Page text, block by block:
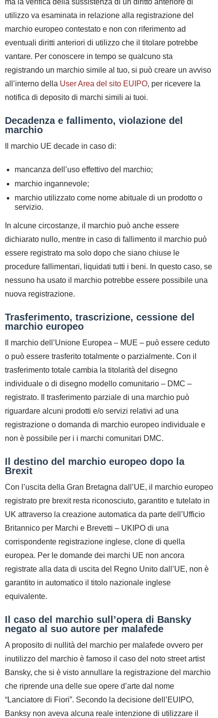
ma la verifica della sussistenza di un diritto anteriore di
utilizzo va esaminata in relazione alla registrazione del
marchio europeo contestato e non con riferimento ad
eventuali diritti anteriori di utilizzo che il titolare potrebbe
vantare. Per conoscere in tempo se qualcuno sta
registrando un marchio simile al tuo, si può creare un avviso
all’interno della User Area del sito EUIPO, per ricevere la
notifica di deposito di marchi simili ai tuoi.
Decadenza e fallimento, violazione del
marchio
Il marchio UE decade in caso di:
mancanza dell’uso effettivo del marchio;
marchio ingannevole;
marchio utilizzato come nome abituale di un prodotto o
servizio.
In alcune circostanze, il marchio può anche essere
dichiarato nullo, mentre in caso di fallimento il marchio può
essere registrato ma solo dopo che siano chiuse le
procedure fallimentari, liquidati tutti i beni. In questo caso, se
nessuno ha usato il marchio potrebbe essere possibile una
nuova registrazione.
Trasferimento, trascrizione, cessione del
marchio europeo
Il marchio dell’Unione Europea – MUE – può essere ceduto
o può essere trasferito totalmente o parzialmente. Con il
trasferimento totale cambia la titolarità del disegno
individuale o di disegno modello comunitario – DMC –
registrato. Il trasferimento parziale di una marchio può
riguardare alcuni prodotti e/o servizi relativi ad una
registrazione o domanda di marchio europeo individuale e
non è possibile per i i marchi comunitari DMC.
Il destino del marchio europeo dopo la
Brexit
Con l’uscita della Gran Bretagna dall’UE, il marchio europeo
registrato pre brexit resta riconosciuto, garantito e tutelato in
UK attraverso la creazione automatica da parte dell’Ufficio
Britannico per Marchi e Brevetti – UKIPO di una
corrispondente registrazione inglese, clone di quella
europea. Per le domande dei marchi UE non ancora
registrate alla data di uscita del Regno Unito dall’UE, non è
garantito in automatico il titolo nazionale inglese
equivalente.
Il caso del marchio sull’opera di Bansky
negato al suo autore per malafede
A proposito di nullità del marchio per malafede ovvero per
inutilizzo del marchio è famoso il caso del noto street artist
Bansky, che si è visto annullare la registrazione del marchio
che riprende una delle sue opere d’arte dal nome
“Lanciatore di Fiori”. Secondo la decisione dell’EUIPO,
Banksy non aveva alcuna reale intenzione di utilizzare il